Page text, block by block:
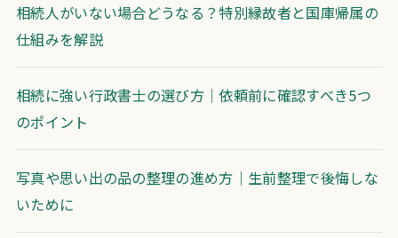
相続人がいない場合どうなる？特別縁故者と国庫帰属の
仕組みを解説
相続に強い行政書士の選び方｜依頼前に確認すべき5つ
のポイント
写真や思い出の品の整理の進め方｜生前整理で後悔しな
いために